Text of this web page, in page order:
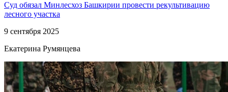
Суд обязал Минлесхоз Башкирии провести рекультивацию
лесного участка
9 сентября 2025
Екатерина Румянцева